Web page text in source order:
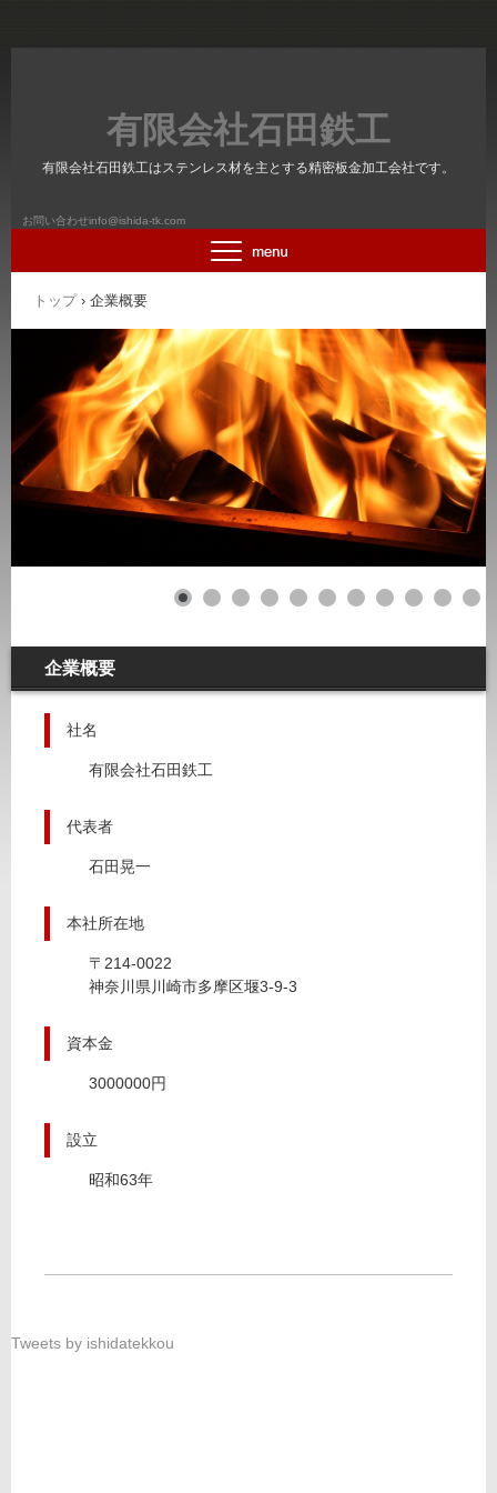
有限会社石田鉄工
有限会社石田鉄工はステンレス材を主とする精密板金加工会社です。
お問い合わせinfo@ishida-tk.com
トップ › 企業概要
企業概要
社名
有限会社石田鉄工
代表者
石田晃一
本社所在地
〒214-0022
神奈川県川崎市多摩区堰3-9-3
資本金
3000000円
設立
昭和63年
Tweets by ishidatekkou